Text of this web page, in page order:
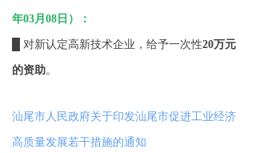
年03月08日）：
█ 对新认定高新技术企业，给予一次性20万元
的资助。
汕尾市人民政府关于印发汕尾市促进工业经济
高质量发展若干措施的通知